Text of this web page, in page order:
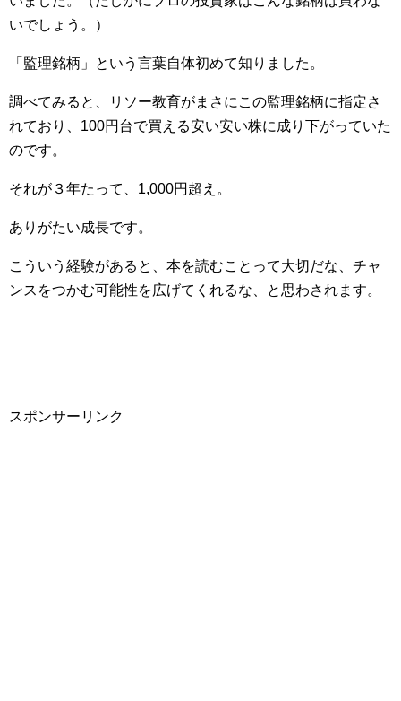
いでしょう。）
「監理銘柄」という言葉自体初めて知りました。
調べてみると、リソー教育がまさにこの監理銘柄に指定さ
れており、100円台で買える安い安い株に成り下がっていた
のです。
それが３年たって、1,000円超え。
ありがたい成長です。
こういう経験があると、本を読むことって大切だな、チャ
ンスをつかむ可能性を広げてくれるな、と思わされます。
スポンサーリンク